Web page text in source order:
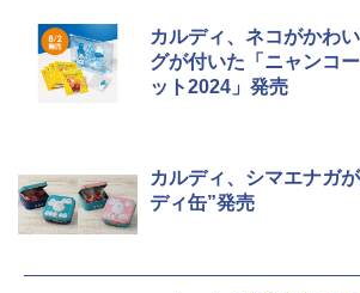
カルディ、ネコがかわ
グが付いた「ニャンコ
ット2024」発売
カルディ、シマエナガ
ディ缶”発売